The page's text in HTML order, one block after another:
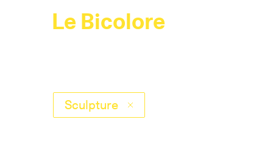
Le Bicolore
Sculpture